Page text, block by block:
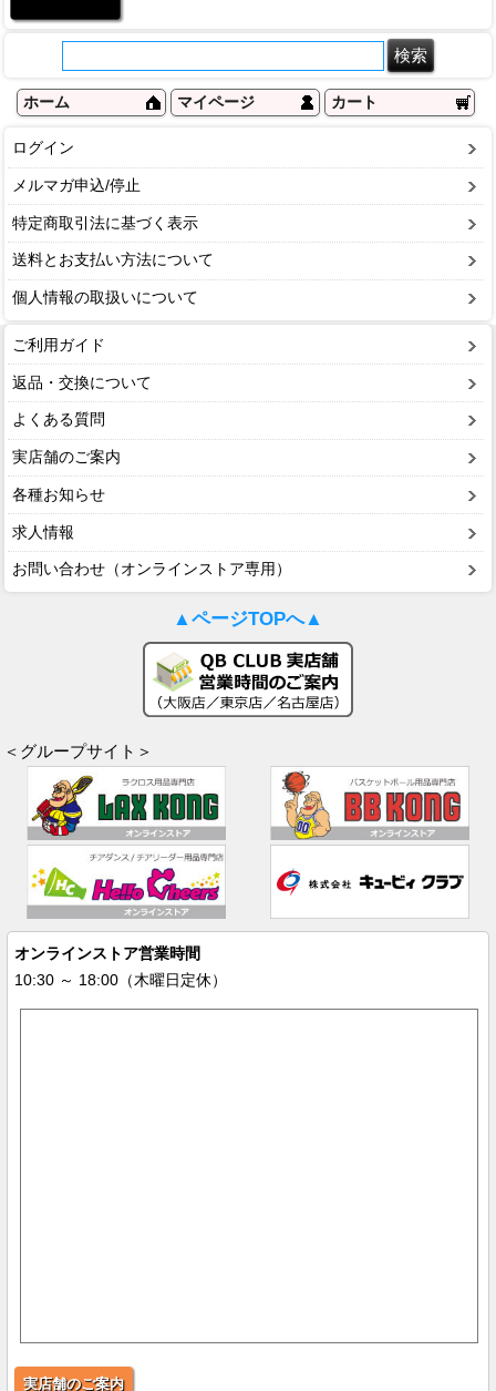
ホーム マイページ カート
ログイン
メルマガ申込/停止
特定商取引法に基づく表示
送料とお支払い方法について
個人情報の取扱いについて
ご利用ガイド
返品・交換について
よくある質問
実店舗のご案内
各種お知らせ
求人情報
お問い合わせ（オンラインストア専用）
▲ページTOPへ▲
＜グループサイト＞
オンラインストア営業時間
10:30 ～ 18:00（木曜日定休）
実店舗のご案内